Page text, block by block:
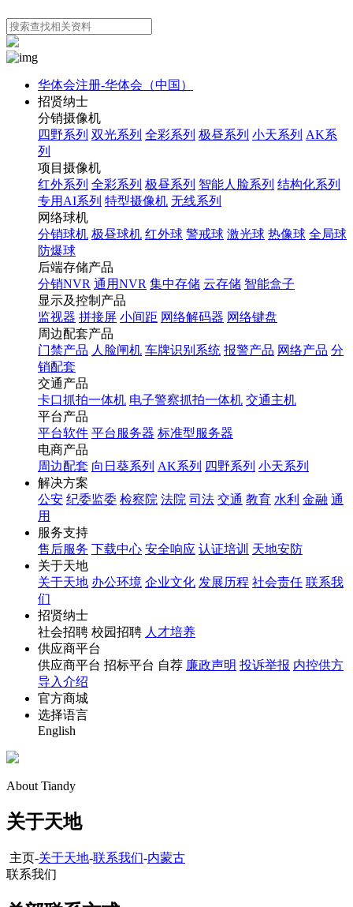
华体会注册-华体会（中国）
招贤纳士
分销摄像机
四野系列 双光系列 全彩系列 极昼系列 小天系列 AK系
列
项目摄像机
红外系列 全彩系列 极昼系列 智能人脸系列 结构化系列
专用AI系列 特型摄像机 无线系列
网络球机
分销球机 极昼球机 红外球 警戒球 激光球 热像球 全局球
防爆球
后端存储产品
分销NVR 通用NVR 集中存储 云存储 智能盒子
显示及控制产品
监视器 拼接屏 小间距 网络解码器 网络键盘
周边配套产品
门禁产品 人脸闸机 车牌识别系统 报警产品 网络产品 分
销配套
交通产品
卡口抓拍一体机 电子警察抓拍一体机 交通主机
平台产品
平台软件 平台服务器 标准型服务器
电商产品
周边配套 向日葵系列 AK系列 四野系列 小天系列
解决方案
公安 纪委监委 检察院 法院 司法 交通 教育 水利 金融 通
用
服务支持
售后服务 下载中心 安全响应 认证培训 天地安防
关于天地
关于天地 办公环境 企业文化 发展历程 社会责任 联系我
们
招贤纳士
社会招聘 校园招聘 人才培养
供应商平台
供应商平台 招标平台 自荐 廉政声明 投诉举报 内控供方
导入介绍
官方商城
选择语言
English
About Tiandy
关于天地
主页-关于天地-联系我们-内蒙古
联系我们